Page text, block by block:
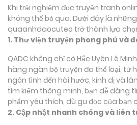
Khi trải nghiệm đọc truyện tranh
không thể bỏ qua. Dưới đây là
quaanhdaocuteo trở thành lựa
1. Thư viện truyện phong phú và
QADC không chỉ có Hắc Uyên Lê
hàng ngàn bộ truyện đa thể loại, từ
ngôn tình đến hài hước, kinh dị và
tìm kiếm thông minh, bạn dễ dàng
phẩm yêu thích, dù gu đọc của bạn
2. Cập nhật nhanh chóng và liên